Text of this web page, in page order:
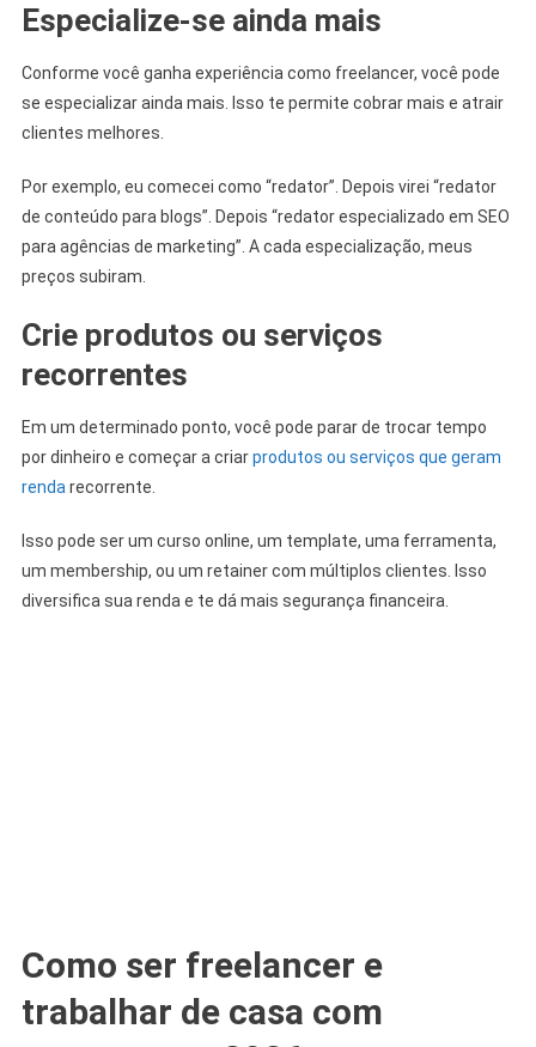
Especialize-se ainda mais
Conforme você ganha experiência como freelancer, você pode
se especializar ainda mais. Isso te permite cobrar mais e atrair
clientes melhores.
Por exemplo, eu comecei como “redator”. Depois virei “redator
de conteúdo para blogs”. Depois “redator especializado em SEO
para agências de marketing”. A cada especialização, meus
preços subiram.
Crie produtos ou serviços
recorrentes
Em um determinado ponto, você pode parar de trocar tempo
por dinheiro e começar a criarprodutos ou serviços que geram
renda recorrente.
Isso pode ser um curso online, um template, uma ferramenta,
um membership, ou um retainer com múltiplos clientes. Isso
diversifica sua renda e te dá mais segurança financeira.
Como ser freelancer e
trabalhar de casa com